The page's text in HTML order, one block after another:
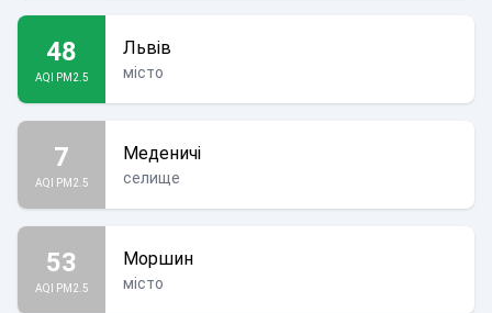
48
AQI PM2.5
Львів
місто
7
AQI PM2.5
Меденичі
селище
53
AQI PM2.5
Моршин
місто